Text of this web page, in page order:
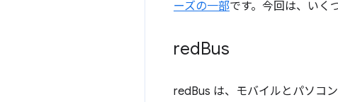
ーズの一部です。今回は、いく
redBus
redBus は、モバイルとパソコ